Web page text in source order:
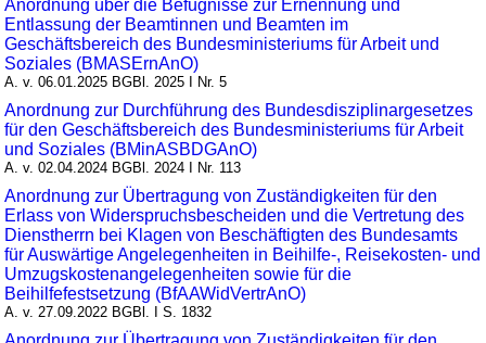
Anordnung über die Befugnisse zur Ernennung und
Entlassung der Beamtinnen und Beamten im
Geschäftsbereich des Bundesministeriums für Arbeit und
Soziales (BMASErnAnO)
A. v. 06.01.2025 BGBl. 2025 I Nr. 5
Anordnung zur Durchführung des Bundesdisziplinargesetzes
für den Geschäftsbereich des Bundesministeriums für Arbeit
und Soziales (BMinASBDGAnO)
A. v. 02.04.2024 BGBl. 2024 I Nr. 113
Anordnung zur Übertragung von Zuständigkeiten für den
Erlass von Widerspruchsbescheiden und die Vertretung des
Dienstherrn bei Klagen von Beschäftigten des Bundesamts
für Auswärtige Angelegenheiten in Beihilfe-, Reisekosten- und
Umzugskostenangelegenheiten sowie für die
Beihilfefestsetzung (BfAAWidVertrAnO)
A. v. 27.09.2022 BGBl. I S. 1832